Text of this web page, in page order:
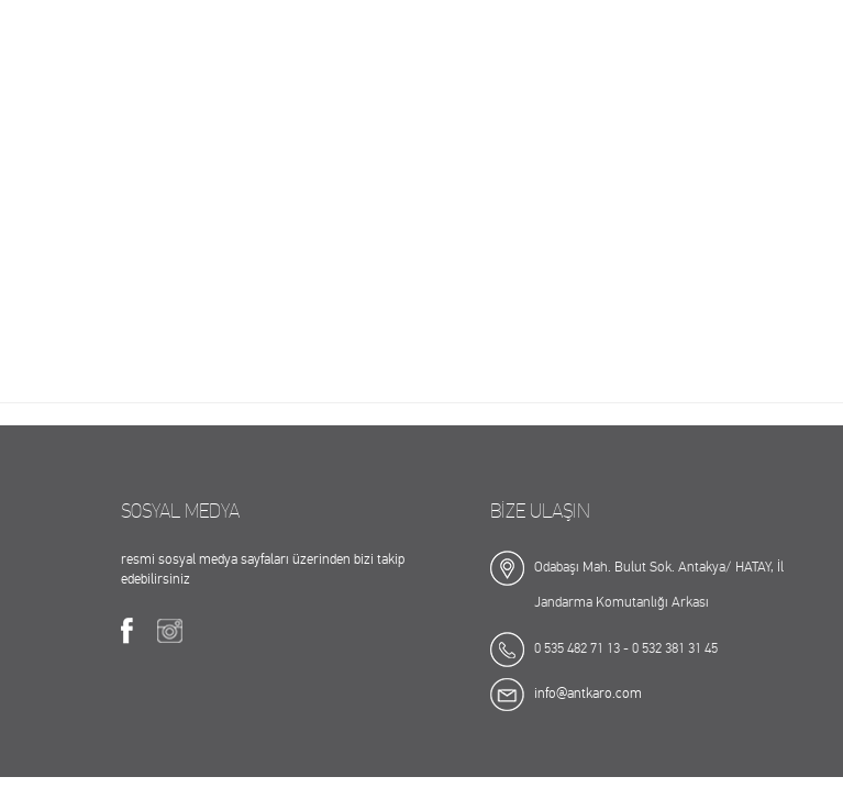
SOSYAL MEDYA
resmi sosyal medya sayfaları üzerinden bizi takip
edebilirsiniz
BİZE ULAŞIN
Odabaşı Mah. Bulut Sok. Antakya/ HATAY, İl
Jandarma Komutanlığı Arkası
0 535 482 71 13 - 0 532 381 31 45
info@antkaro.com